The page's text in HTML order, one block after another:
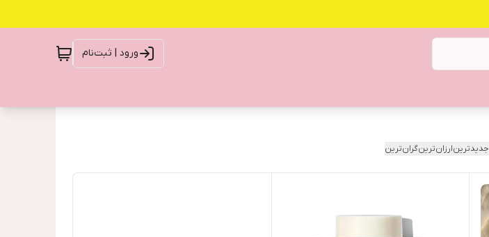
ورود | ثبت‌نام
جدیدترینارزان‌ترینگران‌ترین